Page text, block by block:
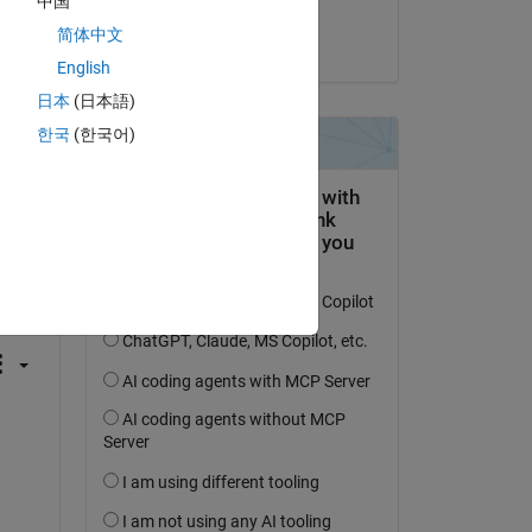
am 26 Dez. 2023
简体中文
English
日本 (日本語)
한국 (한국어)